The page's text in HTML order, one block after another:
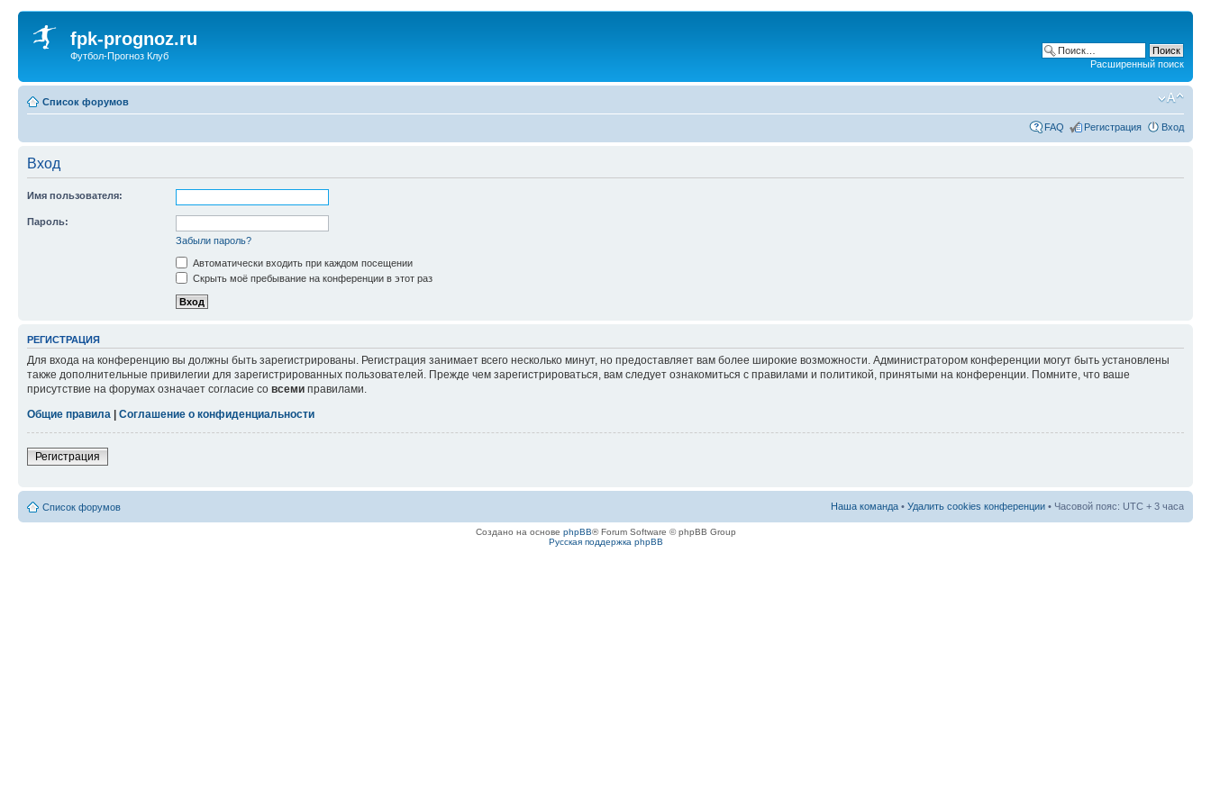
fpk-prognoz.ru
Футбол-Прогноз Клуб
Расширенный поиск
Список форумов
FAQ Регистрация Вход
Вход
Имя пользователя:
Пароль:
Забыли пароль?
Автоматически входить при каждом посещении
Скрыть моё пребывание на конференции в этот раз
РЕГИСТРАЦИЯ
Для входа на конференцию вы должны быть зарегистрированы. Регистрация занимает всего несколько минут, но предоставляет вам более широкие возможности. Администратором конференции могут быть установлены
также дополнительные привилегии для зарегистрированных пользователей. Прежде чем зарегистрироваться, вам следует ознакомиться с правилами и политикой, принятыми на конференции. Помните, что ваше
присутствие на форумах означает согласие со всеми правилами.
Общие правила
Соглашение о конфиденциальности
Регистрация
Список форумов Наша команда • Удалить cookies конференции • Часовой пояс: UTC + 3 часа
Создано на основе phpBB® Forum Software © phpBB Group
Русская поддержка phpBB